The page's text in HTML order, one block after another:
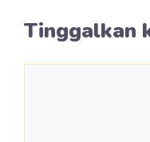
Tinggalkan